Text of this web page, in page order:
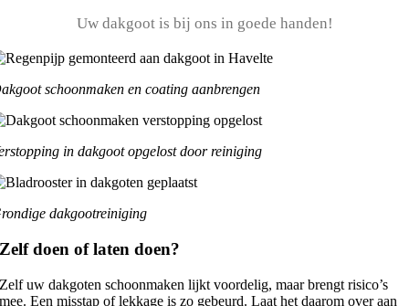
Uw dakgoot is bij ons in goede handen!
schoonmaken en coating aanbrengen
in dakgoot opgelost door reiniging
dakgootreiniging
Zelf doen of laten doen?
Zelf uw dakgoten schoonmaken lijkt voordelig, maar brengt risico’s
mee. Een misstap of lekkage is zo gebeurd. Laat het daarom over aan